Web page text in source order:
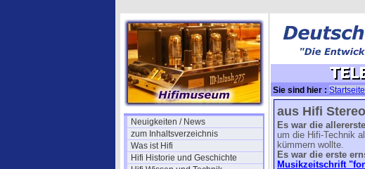
Neuigkeiten / News
zum Inhaltsverzeichnis
Was ist Hifi
Hifi Historie und Geschichte
Sie sind hier : Startseite
(HS)
aus Hifi
Es war die
um die Hifi-Technik
kümmern wollte.
Es war die erste
Musikzeitschrift